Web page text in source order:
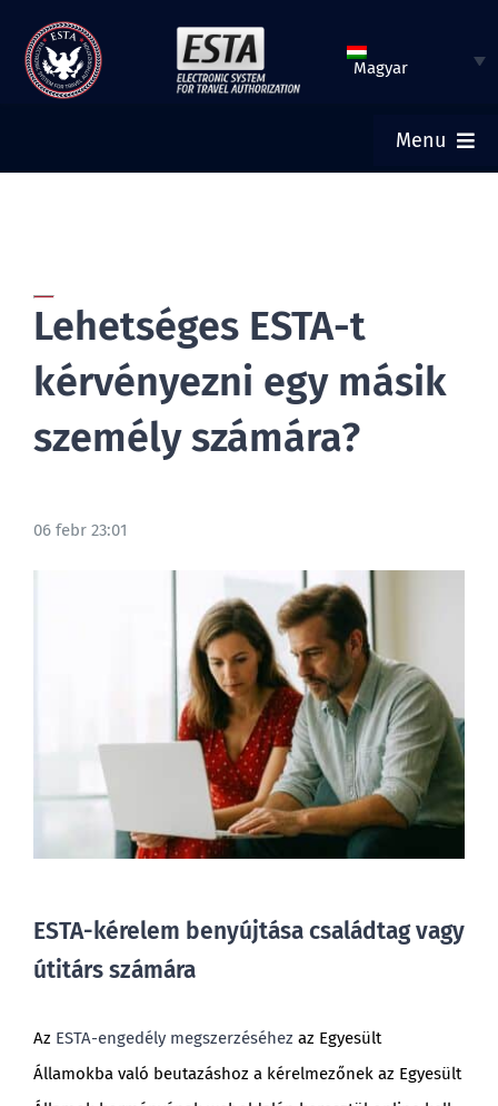
tartalomra
Magyar
Menu
ELLENŐRIZZE AZ ESTA STÁTUSZÁT
TURISTA VÍZUM
BLOG
Lehetséges ESTA-t
kérvényezni egy másik
személy számára?
06 febr 23:01
ESTA-kérelem benyújtása családtag vagy
útitárs számára
Az ESTA-engedély megszerzéséhez az Egyesült
Államokba való beutazáshoz a kérelmezőnek az Egyesült